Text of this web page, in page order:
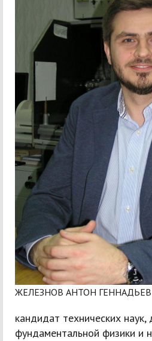
ЖЕЛЕЗНОВ АНТОН
кандидат технических
фундаментальной физики и